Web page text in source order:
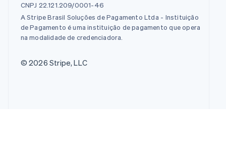
CNPJ 22.121.209/0001-46
A Stripe Brasil Soluções de Pagamento Ltda - Instituição
de Pagamento é uma instituição de pagamento que opera
na modalidade de credenciadora.
© 2026 Stripe, LLC